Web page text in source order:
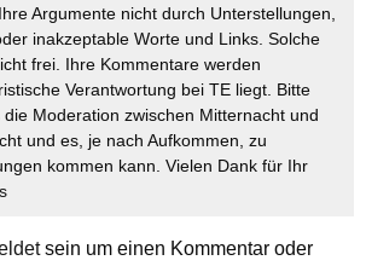
Argumente nicht durch Unterstellungen,
inakzeptable Worte und Links. Solche
frei. Ihre Kommentare werden
Verantwortung bei TE liegt. Bitte
Moderation zwischen Mitternacht und
und es, je nach Aufkommen, zu
kommen kann. Vielen Dank für Ihr
sein um einen Kommentar oder